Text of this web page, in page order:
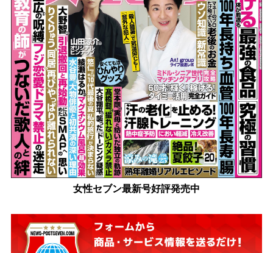
女性セブン最新号好評発売中